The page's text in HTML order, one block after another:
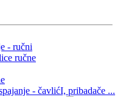
- ručni
ručne
- čavlićI, pribadače ...